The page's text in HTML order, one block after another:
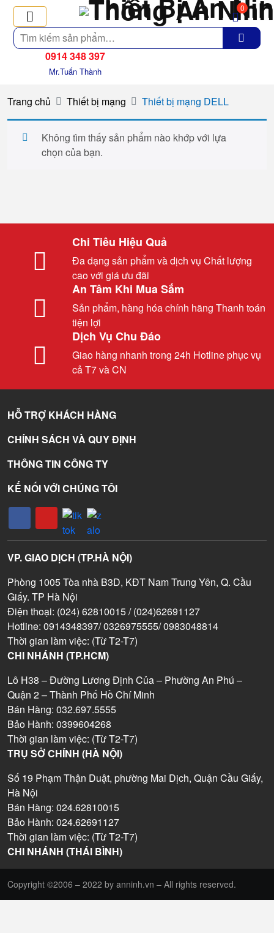
Tìm
kiếm
0
0914 348 397
Mr.Tuấn Thành
Trang chủ Thiết bị mạng Thiết bị mạng DELL
Không tìm thấy sản phẩm nào khớp với lựa
chọn của bạn.
Chi Tiêu Hiệu Quả
Đa dạng sản phẩm và dịch vụ Chất lượng
cao với giá ưu đãi
An Tâm Khi Mua Sắm
Sản phẩm, hàng hóa chính hãng Thanh toán
tiện lợi
Dịch Vụ Chu Đáo
Giao hàng nhanh trong 24h Hotline phục vụ
cả T7 và CN
HỖ TRỢ KHÁCH HÀNG
CHÍNH SÁCH VÀ QUY ĐỊNH
THÔNG TIN CÔNG TY
KẾ NỐI VỚI CHÚNG TÔI
VP. GIAO DỊCH (TP.HÀ NỘI)
Phòng 1005 Tòa nhà B3D, KĐT Nam Trung Yên, Q. Cầu
Giấy. TP Hà Nội
Điện thoại: (024) 62810015 / (024)62691127
Hotline: 0914348397/ 0326975555/ 0983048814
Thời gian làm việc: (Từ T2-T7)
CHI NHÁNH (TP.HCM)
Lô H38 – Đường Lương Định Của – Phường An Phú –
Quận 2 – Thành Phố Hồ Chí Minh
Bán Hàng: 032.697.5555
Bảo Hành: 0399604268
Thời gian làm việc: (Từ T2-T7)
TRỤ SỞ CHÍNH (HÀ NỘI)
Số 19 Phạm Thận Duật, phường Mai Dịch, Quận Cầu Giấy,
Hà Nội
Bán Hàng: 024.62810015
Bảo Hành: 024.62691127
Thời gian làm việc: (Từ T2-T7)
CHI NHÁNH (THÁI BÌNH)
Copyright ©2006 – 2022 by anninh.vn – All rights reserved.